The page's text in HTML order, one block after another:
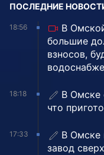
ПОСЛЕДНИЕ
18:56
В
большие
взносов,
18:18
В Омске
что
17:33
В Омске
завод